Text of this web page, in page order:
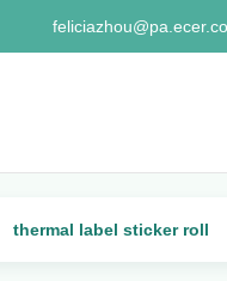
thermal label sticker roll